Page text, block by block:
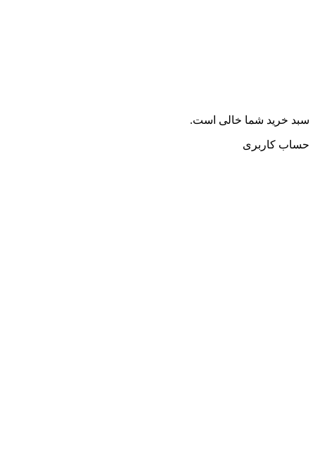
سبد خرید شما خالی است.
حساب کاربری